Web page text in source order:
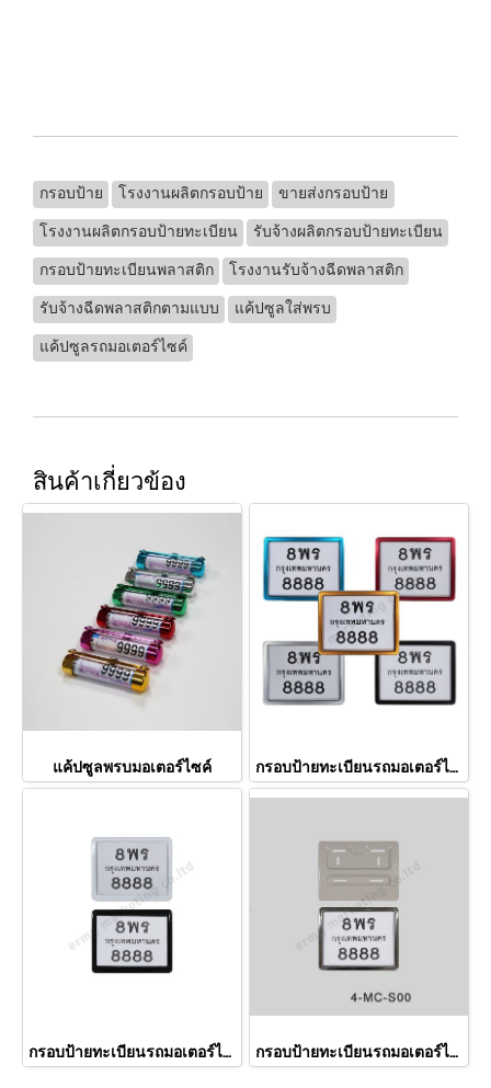
กรอบป้าย โรงงานผลิตกรอบป้าย ขายส่งกรอบป้าย
โรงงานผลิตกรอบป้ายทะเบียน รับจ้างผลิตกรอบป้ายทะเบียน
กรอบป้ายทะเบียนพลาสติก โรงงานรับจ้างฉีดพลาสติก
รับจ้างฉีดพลาสติกตามแบบ แค้ปซูลใส่พรบ
แค้ปซูลรถมอเตอร์ไซค์
สินค้าเกี่ยวข้อง
แค้ปซูลพรบมอเตอร์ไซค์ กรอบป้ายทะเบียนรถมอเตอร์ไซค์
กรอบป้ายทะเบียนรถมอเตอร์ไซค์ กรอบป้ายทะเบียนรถมอเตอร์ไซค์